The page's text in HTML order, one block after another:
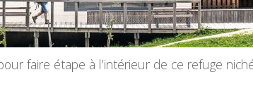
faire étape à l’intérieur de ce refuge